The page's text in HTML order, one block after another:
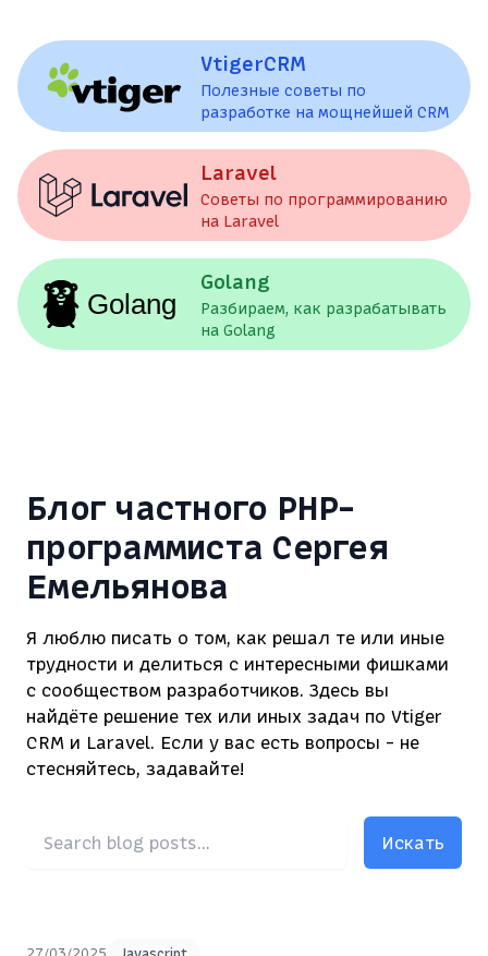
VtigerCRM
Полезные советы по
разработке на мощнейшей CRM
Laravel
Советы по программированию
на Laravel
Golang
Разбираем, как разрабатывать
на Golang
Блог частного PHP-
программиста Сергея
Емельянова
Я люблю писать о том, как решал те или иные
трудности и делиться с интересными фишками
с сообществом разработчиков. Здесь вы
найдёте решение тех или иных задач по Vtiger
CRM и Laravel. Если у вас есть вопросы - не
стесняйтесь, задавайте!
Искать